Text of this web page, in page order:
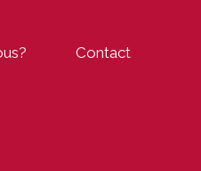
Contact